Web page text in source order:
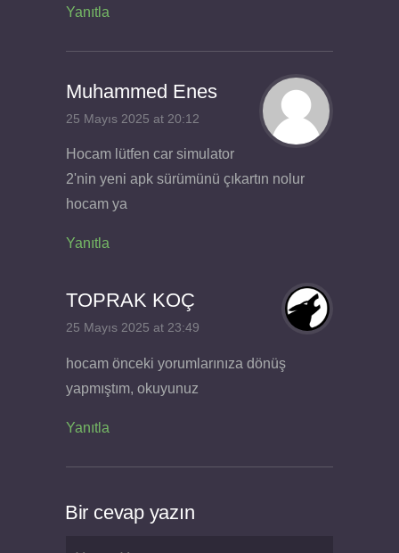
Yanıtla
Muhammed Enes
25 Mayıs 2025 at 20:12
Hocam lütfen car simulator
2'nin yeni apk sürümünü çıkartın nolur
hocam ya
Yanıtla
TOPRAK KOÇ
25 Mayıs 2025 at 23:49
hocam önceki yorumlarınıza dönüş
yapmıştım, okuyunuz
Yanıtla
Bir cevap yazın